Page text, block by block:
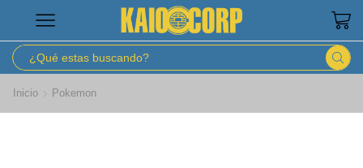
Inicio Pokemon